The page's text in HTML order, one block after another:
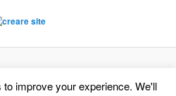
improve your experience. We'll